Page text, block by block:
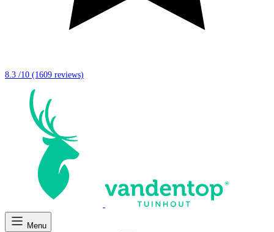
8.3 /10 (1609 reviews)
Menu